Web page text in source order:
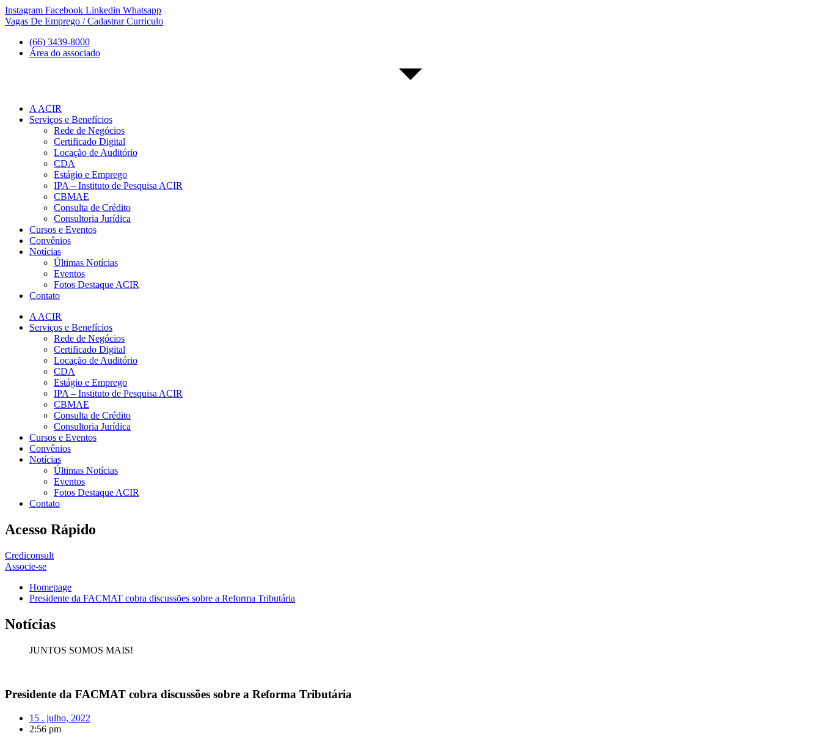
Ir
para
conteúdo
Instagram Facebook Linkedin Whatsapp
Vagas De Emprego / Cadastrar Curriculo
(66) 3439-8000
Área do associado
A ACIR
Serviços e Benefícios
Rede de Negócios
Certificado Digital
Locação de Auditório
CDA
Estágio e Emprego
IPA – Instituto de Pesquisa ACIR
CBMAE
Consulta de Crédito
Consultoria Jurídica
Cursos e Eventos
Convênios
Notícias
Últimas Notícias
Eventos
Fotos Destaque ACIR
Contato
A ACIR
Serviços e Benefícios
Rede de Negócios
Certificado Digital
Locação de Auditório
CDA
Estágio e Emprego
IPA – Instituto de Pesquisa ACIR
CBMAE
Consulta de Crédito
Consultoria Jurídica
Cursos e Eventos
Convênios
Notícias
Últimas Notícias
Eventos
Fotos Destaque ACIR
Contato
Acesso Rápido
Crediconsult
Associe-se
Homepage
Presidente da FACMAT cobra discussões sobre a Reforma Tributária
Notícias
JUNTOS SOMOS MAIS!
Presidente da FACMAT cobra discussões sobre a Reforma Tributária
15 . julho, 2022
2:56 pm